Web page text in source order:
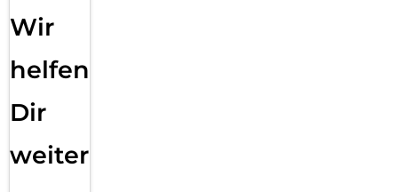
Wir
helfen
Dir
weiter